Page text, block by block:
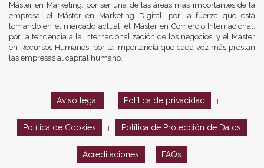
Máster en Marketing, por ser una de las áreas más importantes de la
empresa, el Máster en Marketing Digital, por la fuerza que está
tomando en el mercado actual, el Máster en Comercio Internacional,
por la tendencia a la internacionalización de los negocios, y el Máster
en Recursos Humanos, por la importancia que cada vez más prestan
las empresas al capital humano.
Aviso legal Política de privacidad
Política de Cookies Política de Protección de Datos
Acreditaciones FAQs